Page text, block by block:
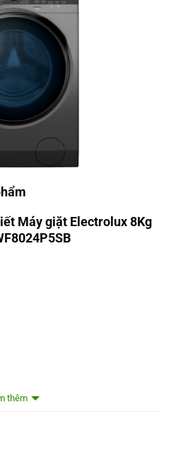
Máy giặt Electrolux 8Kg
thêm